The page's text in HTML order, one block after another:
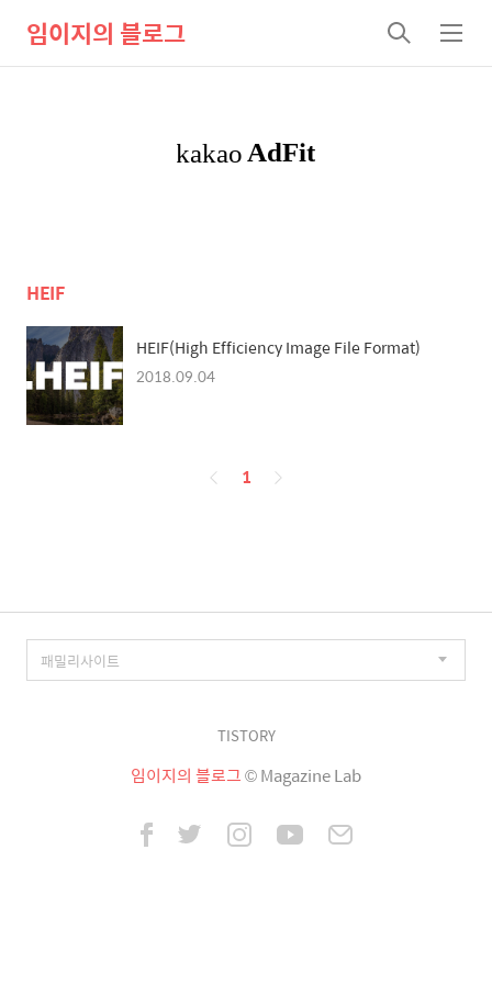
임이지의 블로그
검
색
메
뉴
HEIF
HEIF(High Efficiency Image File Format)
2018.09.04
페
1
TISTORY
임이지의 블로그© Magazine Lab